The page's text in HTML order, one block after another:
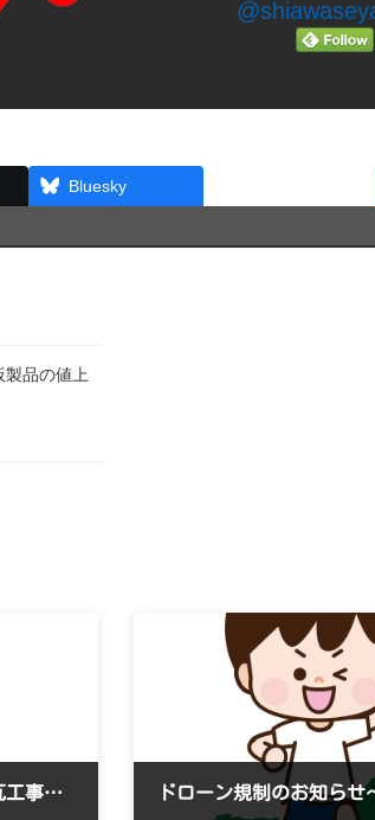
Bluesky
品の値上
新春にめでたいお知らせ・京都府瓦工事協同組合の光本副理事長が「現代の名工」に選出